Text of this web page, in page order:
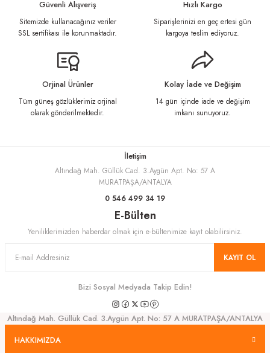
Ürün resmi kalitesiz, bozuk veya görüntülenemiyor.
Ürün bilgilerinde hatalar bulunuyor.
Gönder
Güvenli Alışveriş
Sitemizde kullanacağınız veriler
SSL sertifikası ile korunmaktadır.
Hızlı Kargo
Siparişlerinizi en geç ertesi gün
kargoya teslim ediyoruz.
Orjinal Ürünler
Tüm güneş gözlüklerimiz orjinal
olarak gönderilmektedir.
Kolay İade ve Değişim
14 gün içinde iade ve değişim
imkanı sunuyoruz.
İletişim
Altındağ Mah. Güllük Cad. 3.Aygün Apt. No: 57 A
MURATPAŞA/ANTALYA
0 546 499 34 19
E-Bülten
Yeniliklerimizden haberdar olmak için e-bültenimize kayıt olabilirsiniz.
KAYIT OL
Bizi Sosyal Medyada Takip Edin!
Altındağ Mah. Güllük Cad. 3.Aygün Apt. No: 57 A MURATPAŞA/ANTALYA
HAKKIMIZDA